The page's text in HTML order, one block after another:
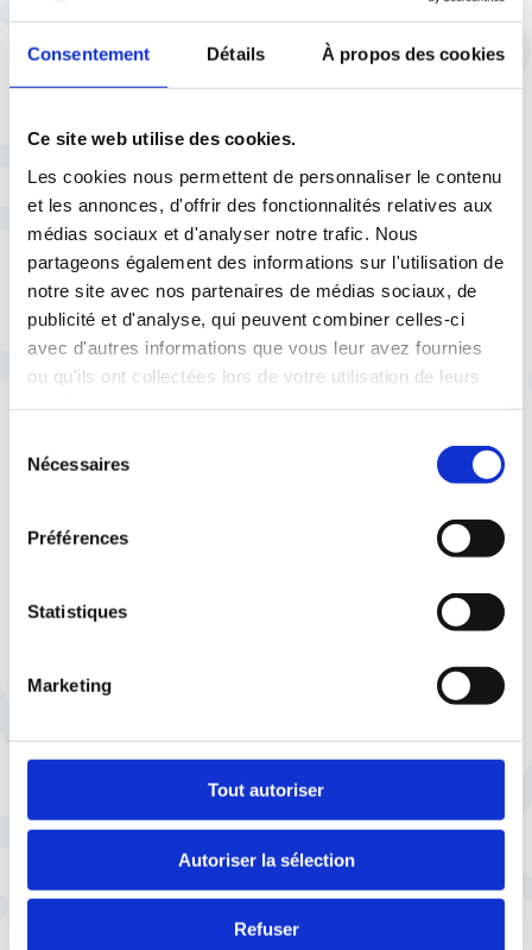
Consentement Détails À propos des cookies
Ce site web utilise des cookies.
Les cookies nous permettent de personnaliser le contenu
et les annonces, d'offrir des fonctionnalités relatives aux
médias sociaux et d'analyser notre trafic. Nous
partageons également des informations sur l'utilisation de
notre site avec nos partenaires de médias sociaux, de
publicité et d'analyse, qui peuvent combiner celles-ci
avec d'autres informations que vous leur avez fournies
ou qu'ils ont collectées lors de votre utilisation de leurs
Nécessaires
Préférences
Statistiques
Marketing
Tout autoriser
Autoriser la sélection
Refuser
une source d’information fiable pour les
autres salariés, si vous souhaitez partager et
rendre publique votre appartenance à un
trouver les bons interlocuteurs. Vous pourrez
les informer en cas de changements
impactant leurs conditions de travail.
Les syndicats jouent un rôle central dans le
dialogue social. Sans leurs adhérents, ils ne
peuvent pas exister. Il est important de lutter
contre les idées reçues afin de véhiculer des
à une organisation syndicale, ce n’est pas
de les faire valoir et d’en acquérir de
Lire aussi
Quel est le rôle d’un syndicat et
Aller plus loin
5 bonnes raisons d’adhérer à la CFTC
Crédit photographique : Bernard Gouédard